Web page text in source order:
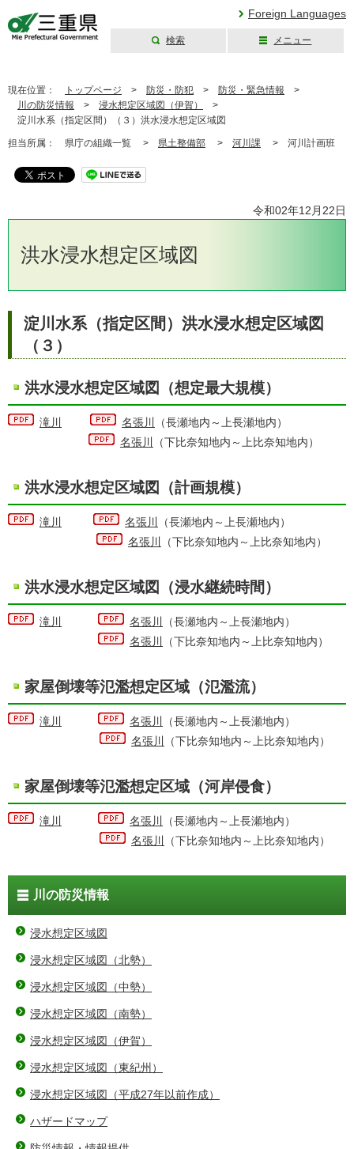
Foreign Languages
検索 メニュー
現在位置： トップページ > 防災・防犯 > 防災・緊急情報 >
川の防災情報 > 浸水想定区域図（伊賀）
>
淀川水系（指定区間）（３）洪水浸水想定区域図
担当所属： 県庁の組織一覧 > 県土整備部 > 河川課 > 河川計画班
令和02年12月22日
洪水浸水想定区域図
淀川水系（指定区間）洪水浸水想定区域図
（３）
洪水浸水想定区域図（想定最大規模）
滝川 名張川
（長瀬地内～上長瀬地内）
名張川
（下比奈知地内～上比奈知地内）
洪水浸水想定区域図（計画規模）
滝川 名張川
（長瀬地内～上長瀬地内）
名張川
（下比奈知地内～上比奈知地内）
洪水浸水想定区域図（浸水継続時間）
滝川 名張川
（長瀬地内～上長瀬地内）
名張川
（下比奈知地内～上比奈知地内）
家屋倒壊等氾濫想定区域（氾濫流）
滝川 名張川
（長瀬地内～上長瀬地内）
名張川
（下比奈知地内～上比奈知地内）
家屋倒壊等氾濫想定区域（河岸侵食）
滝川 名張川
（長瀬地内～上長瀬地内）
名張川
（下比奈知地内～上比奈知地内）
川の防災情報
浸水想定区域図
浸水想定区域図（北勢）
浸水想定区域図（中勢）
浸水想定区域図（南勢）
浸水想定区域図（伊賀）
浸水想定区域図（東紀州）
浸水想定区域図（平成27年以前作成）
ハザードマップ